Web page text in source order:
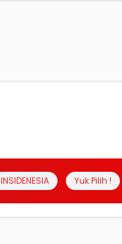
INSIDENESIA Yuk Pilih !